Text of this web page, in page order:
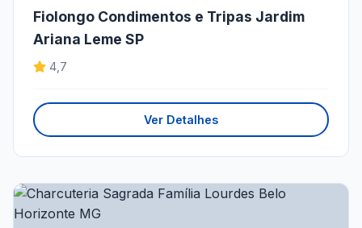
Fiolongo Condimentos e Tripas Jardim
Ariana Leme SP
4,7
Ver Detalhes